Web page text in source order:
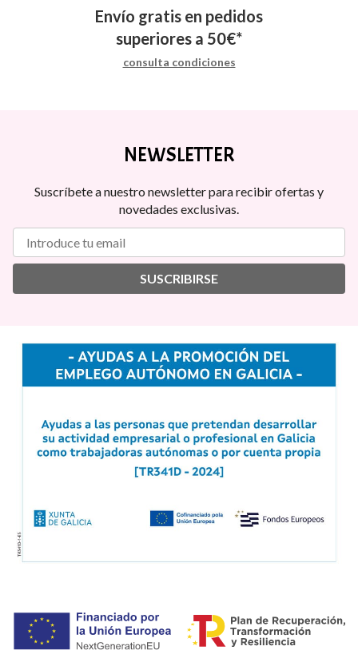
Envío gratis en pedidos
superiores a 50€*
consulta condiciones
NEWSLETTER
Suscríbete a nuestro newsletter para recibir ofertas y
novedades exclusivas.
SUSCRIBIRSE